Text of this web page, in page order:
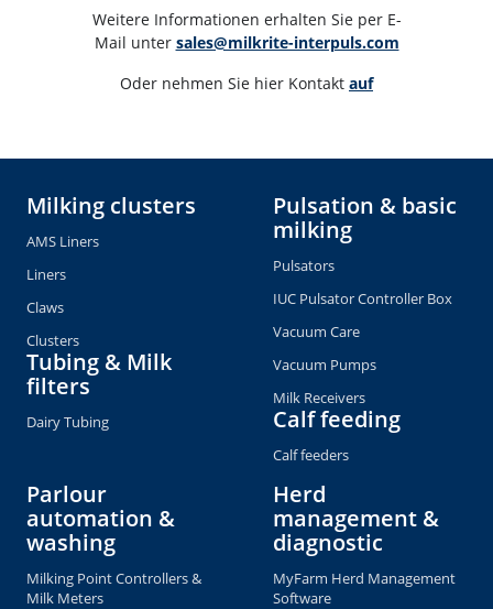
Weitere Informationen erhalten Sie per E-
Mail unter sales@milkrite-interpuls.com
Oder nehmen Sie hier Kontakt auf
Milking clusters
AMS Liners
Liners
Claws
Clusters
Tubing & Milk
filters
Dairy Tubing
Pulsation & basic
milking
Pulsators
IUC Pulsator Controller Box
Vacuum Care
Vacuum Pumps
Milk Receivers
Calf feeding
Calf feeders
Parlour
automation &
washing
Milking Point Controllers &
Milk Meters
Herd
management &
diagnostic
MyFarm Herd Management
Software